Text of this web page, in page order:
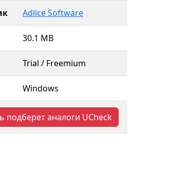
Adlice Software
30.1 MB
Trial / Freemium
Windows
подберет аналоги UCheck